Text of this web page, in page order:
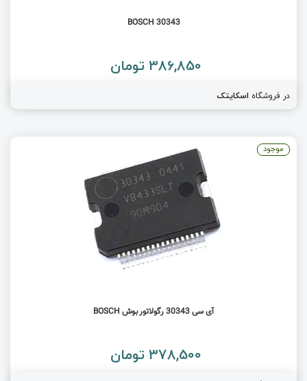
BOSCH 30343
386,850 تومان
در فروشگاه اسکایتک
آی سی 30343 رگولاتور بوش BOSCH
378,500 تومان
موجود